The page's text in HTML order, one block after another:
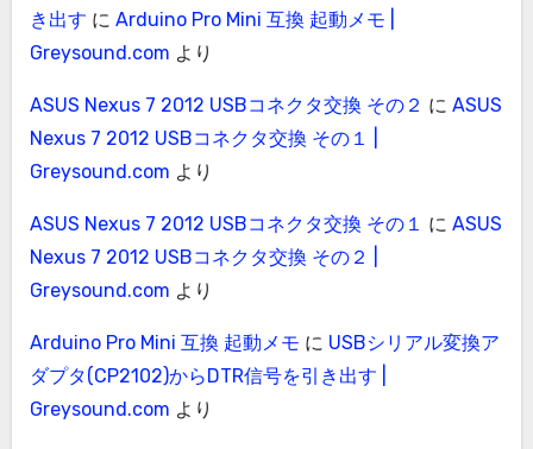
き出す に Arduino Pro Mini 互換 起動メモ |
Greysound.com より
ASUS Nexus 7 2012 USBコネクタ交換 その２ に ASUS
Nexus 7 2012 USBコネクタ交換 その１ |
Greysound.com より
ASUS Nexus 7 2012 USBコネクタ交換 その１ に ASUS
Nexus 7 2012 USBコネクタ交換 その２ |
Greysound.com より
Arduino Pro Mini 互換 起動メモ に USBシリアル変換ア
ダプタ(CP2102)からDTR信号を引き出す |
Greysound.com より